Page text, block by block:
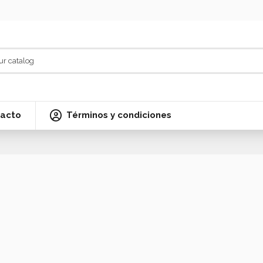
Términos y condiciones